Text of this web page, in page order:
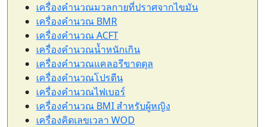
เครื่องคำนวณมวลกายที่ปราศจากไขมัน
เครื่องคำนวณ BMR
เครื่องคำนวณ ACFT
เครื่องคำนวณน้ำหนักเกิน
เครื่องคำนวณแคลอรีขาดดุล
เครื่องคำนวณโปรตีน
เครื่องคำนวณไฟเบอร์
เครื่องคำนวณ BMI สำหรับผู้หญิง
เครื่องคิดเลขเวลา WOD